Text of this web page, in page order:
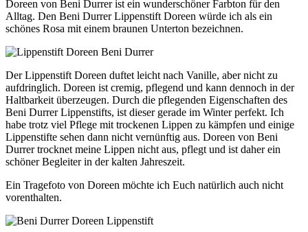
Doreen von Beni Durrer ist ein wunderschöner Farbton für den
Alltag. Den Beni Durrer Lippenstift Doreen würde ich als ein
schönes Rosa mit einem braunen Unterton bezeichnen.
Der Lippenstift Doreen duftet leicht nach Vanille, aber nicht zu
aufdringlich. Doreen ist cremig, pflegend und kann dennoch in der
Haltbarkeit überzeugen. Durch die pflegenden Eigenschaften des
Beni Durrer Lippenstifts, ist dieser gerade im Winter perfekt. Ich
habe trotz viel Pflege mit trockenen Lippen zu kämpfen und einige
Lippenstifte sehen dann nicht vernünftig aus. Doreen von Beni
Durrer trocknet meine Lippen nicht aus, pflegt und ist daher ein
schöner Begleiter in der kalten Jahreszeit.
Ein Tragefoto von Doreen möchte ich Euch natürlich auch nicht
vorenthalten.